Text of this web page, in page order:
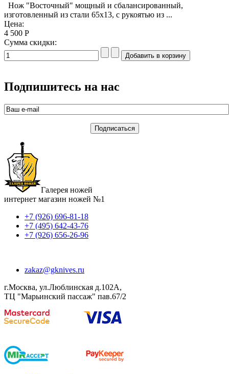
Нож "Восточный" мощный и сбалансированный,
изготовленный из стали 65х13, с рукоятью из ...
Цена:
4 500 Р
Сумма скидки:
Подпишитесь на нас
Галерея ножей
интернет магазин ножей №1
+7 (926) 696-81-18
+7 (495) 642-43-76
+7 (926) 656-26-96
zakaz@gknives.ru
г.Москва, ул.Люблинская д.102А,
ТЦ "Марьинский пассаж" пав.67/2